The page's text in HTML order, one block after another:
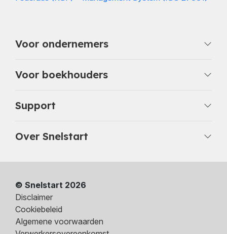
Voor ondernemers
Voor boekhouders
Support
Over Snelstart
© Snelstart 2026
Disclaimer
Cookiebeleid
Algemene voorwaarden